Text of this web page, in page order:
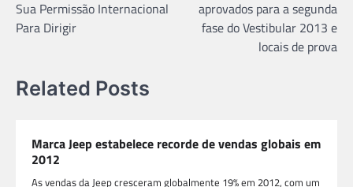
Post
Sua Permissão Internacional
Para Dirigir
aprovados para a segunda
fase do Vestibular 2013 e
locais de prova
Related Posts
Marca Jeep estabelece recorde de vendas globais em
2012
As vendas da Jeep cresceram globalmente 19% em 2012, com um